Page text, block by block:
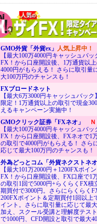
GMO外貨「外貨ex」 人気上昇中！
【最大100万4000円キャッシュバッ
FX！から口座開設後、1万通貨以
4000円がもらえる！ さらに取引量
大100万円のチャンスも！
FXブロードネット
【最大6万3000円キャッシュバック
限定！1万通貨以上の取引で現金
えるキャンペーン実施中！
GMOクリック証券「FXネオ」
Ｎ
【最大100万4000円キャッシュバッ
FX！から口座開設後、FXネオで1
の取引で4000円がもらえる！ さら
応じて最大100万円のチャンスも！
外為どっとコム「外貨ネクストネオ
【最大101万2000円＋1200FXポイ
FX！から口座開設後、FX口座で1
の取引1回で5000円+らくらくFX積
期買付で3000円。さらにらくらく
200FXポイント＆定期買付1回以上
イント。さらに取引量に応じて最
加え、スクール受講と理解度テス
で1000円、CFD開設と取引で最大